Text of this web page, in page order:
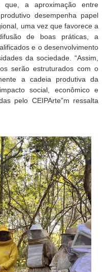
que, a aproximação entre
desempenha papel
uma vez que favorece a
de boas práticas, a
e o desenvolvimento
da sociedade. “Assim,
serão estruturados com o
a cadeia produtiva da
social, econômico e
pelo CEIPArte”m ressalta